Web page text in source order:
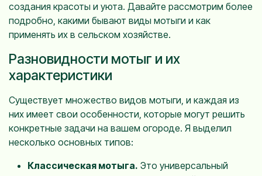
создания красоты и уюта. Давайте рассмотрим более
подробно, какими бывают виды мотыги и как
применять их в сельском хозяйстве.
Разновидности мотыг и их
характеристики
Существует множество видов мотыги, и каждая из
них имеет свои особенности, которые могут решить
конкретные задачи на вашем огороде. Я выделил
несколько основных типов:
Классическая мотыга. Это универсальный